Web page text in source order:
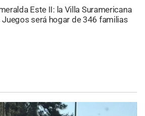
Este II: la Villa Suramericana
será hogar de 346 familias